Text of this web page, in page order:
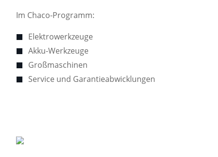
Im Chaco-Programm:
Elektrowerkzeuge
Akku-Werkzeuge
Großmaschinen
Service und Garantieabwicklungen